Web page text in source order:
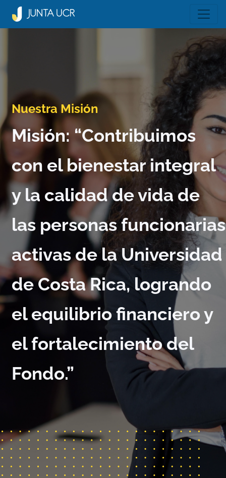
Nuestra Misión
Misión: “Contribuimos
con el bienestar integral
y la calidad de vida de
las personas funcionarias
activas de la Universidad
de Costa Rica, logrando
el equilibrio financiero y
el fortalecimiento del
Fondo.”